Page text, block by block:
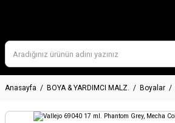
Anasayfa BOYA & YARDIMCI MALZ. Boyalar